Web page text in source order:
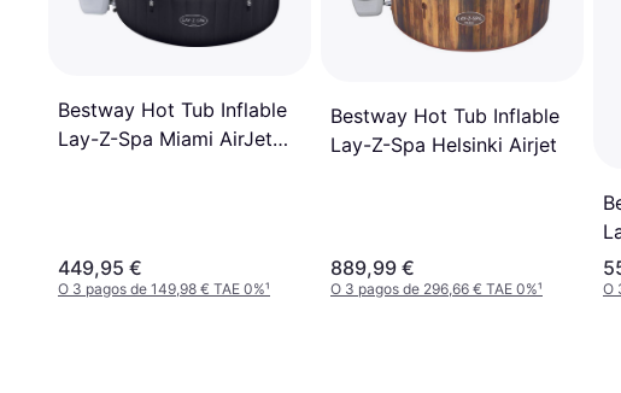
Bestway Hot Tub Inflable
Lay-Z-Spa Miami AirJet
449,95 €
O 3 pagos de 149,98 € TAE 0%¹
Bestway Hot Tub Inflable
Lay-Z-Spa Helsinki Airjet
889,99 €
O 3 pagos de 296,66 € TAE 0%¹ O